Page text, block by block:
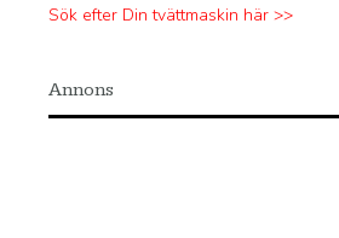
Sök efter Din tvättmaskin här >>
Annons